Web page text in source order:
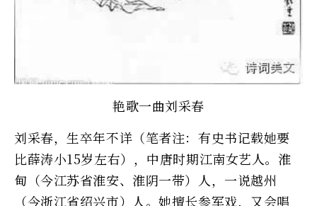
艳歌一曲刘采春
刘采春，生卒年不详（笔者注：有史书记载她要
比薛涛小15岁左右），中唐时期江南女艺人。淮
甸（今江苏省淮安、淮阴一带）人，一说越州
（今浙江省绍兴市）人。她擅长参军戏，又会唱